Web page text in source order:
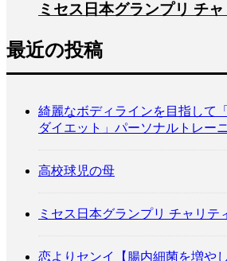
ミセス日本グランプリ チ
最近の投稿
綺麗なボディラインを目指して
ダイエット」パーソナルトレー
高校球児の母
ミセス日本グランプリ チャリテ
恋よりセンイ【腸内細菌を増や